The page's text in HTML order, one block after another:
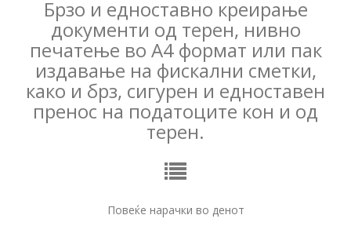
Брзо и едноставно креирање
документи од терен, нивно
печатење во А4 формат или пак
издавање на фискални сметки,
како и брз, сигурен и едноставен
пренос на податоците кон и од
терен.
Повеќе нарачки во денот